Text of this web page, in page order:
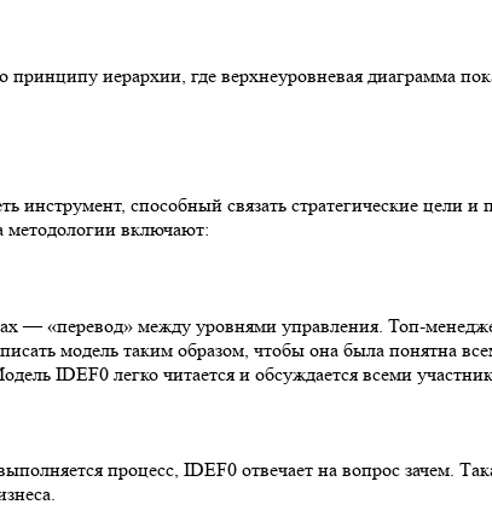
иерархии, где верхнеуровневая диаграмма
способный связать стратегические цели и
включают:
— «перевод» между уровнями управления. Топ-
модель таким образом, чтобы она была понятна
IDEF0 легко читается и обсуждается всеми
процесс, IDEF0 отвечает на вопрос зачем.